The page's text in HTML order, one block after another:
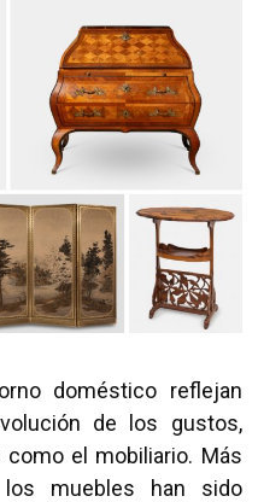
doméstico reflejan
de los gustos,
el mobiliario. Más
muebles han sido